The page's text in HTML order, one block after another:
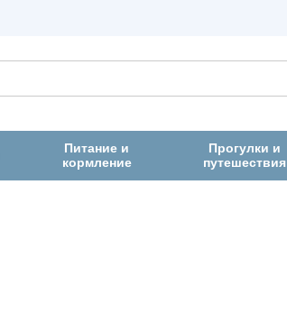
Питание и
кормление
Прогулки и
путешествия